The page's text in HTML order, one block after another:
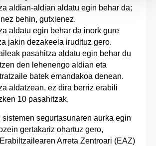
aldian-aldian aldatu egin behar da;
behin, gutxienez.
aldatu egin behar da inork gure
jakin dezakeela irudituz gero.
pasahitza aldatu egin behar du
den lehenengo aldian eta
batek emandakoa denean.
aldatzean, ez dira berriz erabili
10 pasahitzak.
segurtasunaren aurka egin
gertakariz ohartuz gero,
Arreta Zentroari (EAZ)